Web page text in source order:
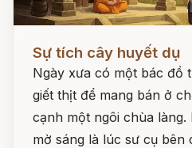
Sự tích cây huyết dụ
Ngày xưa có một bác đồ
giết thịt để mang bán ở
cạnh một ngôi chùa làng.
mờ sáng là lúc sư cụ bên